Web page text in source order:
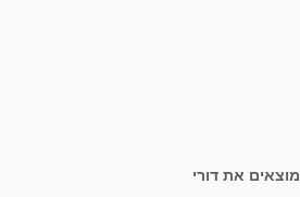
מוצאים את דורי